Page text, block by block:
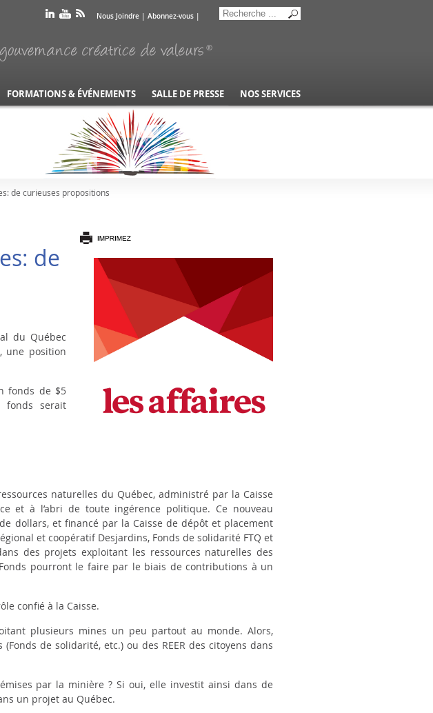
Nous Joindre | Abonnez-vous |
FORMATIONS & ÉVÉNEMENTS SALLE DE PRESSE NOS SERVICES
de curieuses propositions
de
du Québec
une position
fonds de $5
fonds serait
naturelles du Québec, administré par la Caisse
et à l’abri de toute ingérence politique. Ce nouveau
dollars, et financé par la Caisse de dépôt et placement
et coopératif Desjardins, Fonds de solidarité FTQ et
des projets exploitant les ressources naturelles des
pourront le faire par le biais de contributions à un
confié à la Caisse.
plusieurs mines un peu partout au monde. Alors,
de solidarité, etc.) ou des REER des citoyens dans
par la minière ? Si oui, elle investit ainsi dans de
un projet au Québec.